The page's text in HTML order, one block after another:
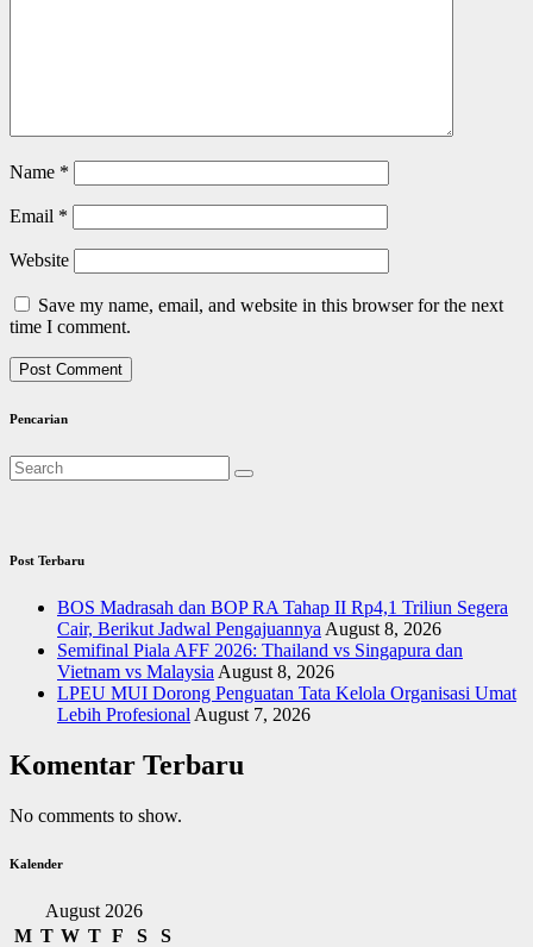
Name *
Email *
Website
Save my name, email, and website in this browser for the next
time I comment.
Pencarian
Post Terbaru
BOS Madrasah dan BOP RA Tahap II Rp4,1 Triliun Segera
Cair, Berikut Jadwal Pengajuannya August 8, 2026
Semifinal Piala AFF 2026: Thailand vs Singapura dan
Vietnam vs Malaysia August 8, 2026
LPEU MUI Dorong Penguatan Tata Kelola Organisasi Umat
Lebih Profesional August 7, 2026
Komentar Terbaru
No comments to show.
Kalender
August 2026
M T W T F S
S